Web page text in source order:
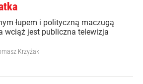
łupem i polityczną maczugą
wciąż jest publiczna telewizja
Krzyżak